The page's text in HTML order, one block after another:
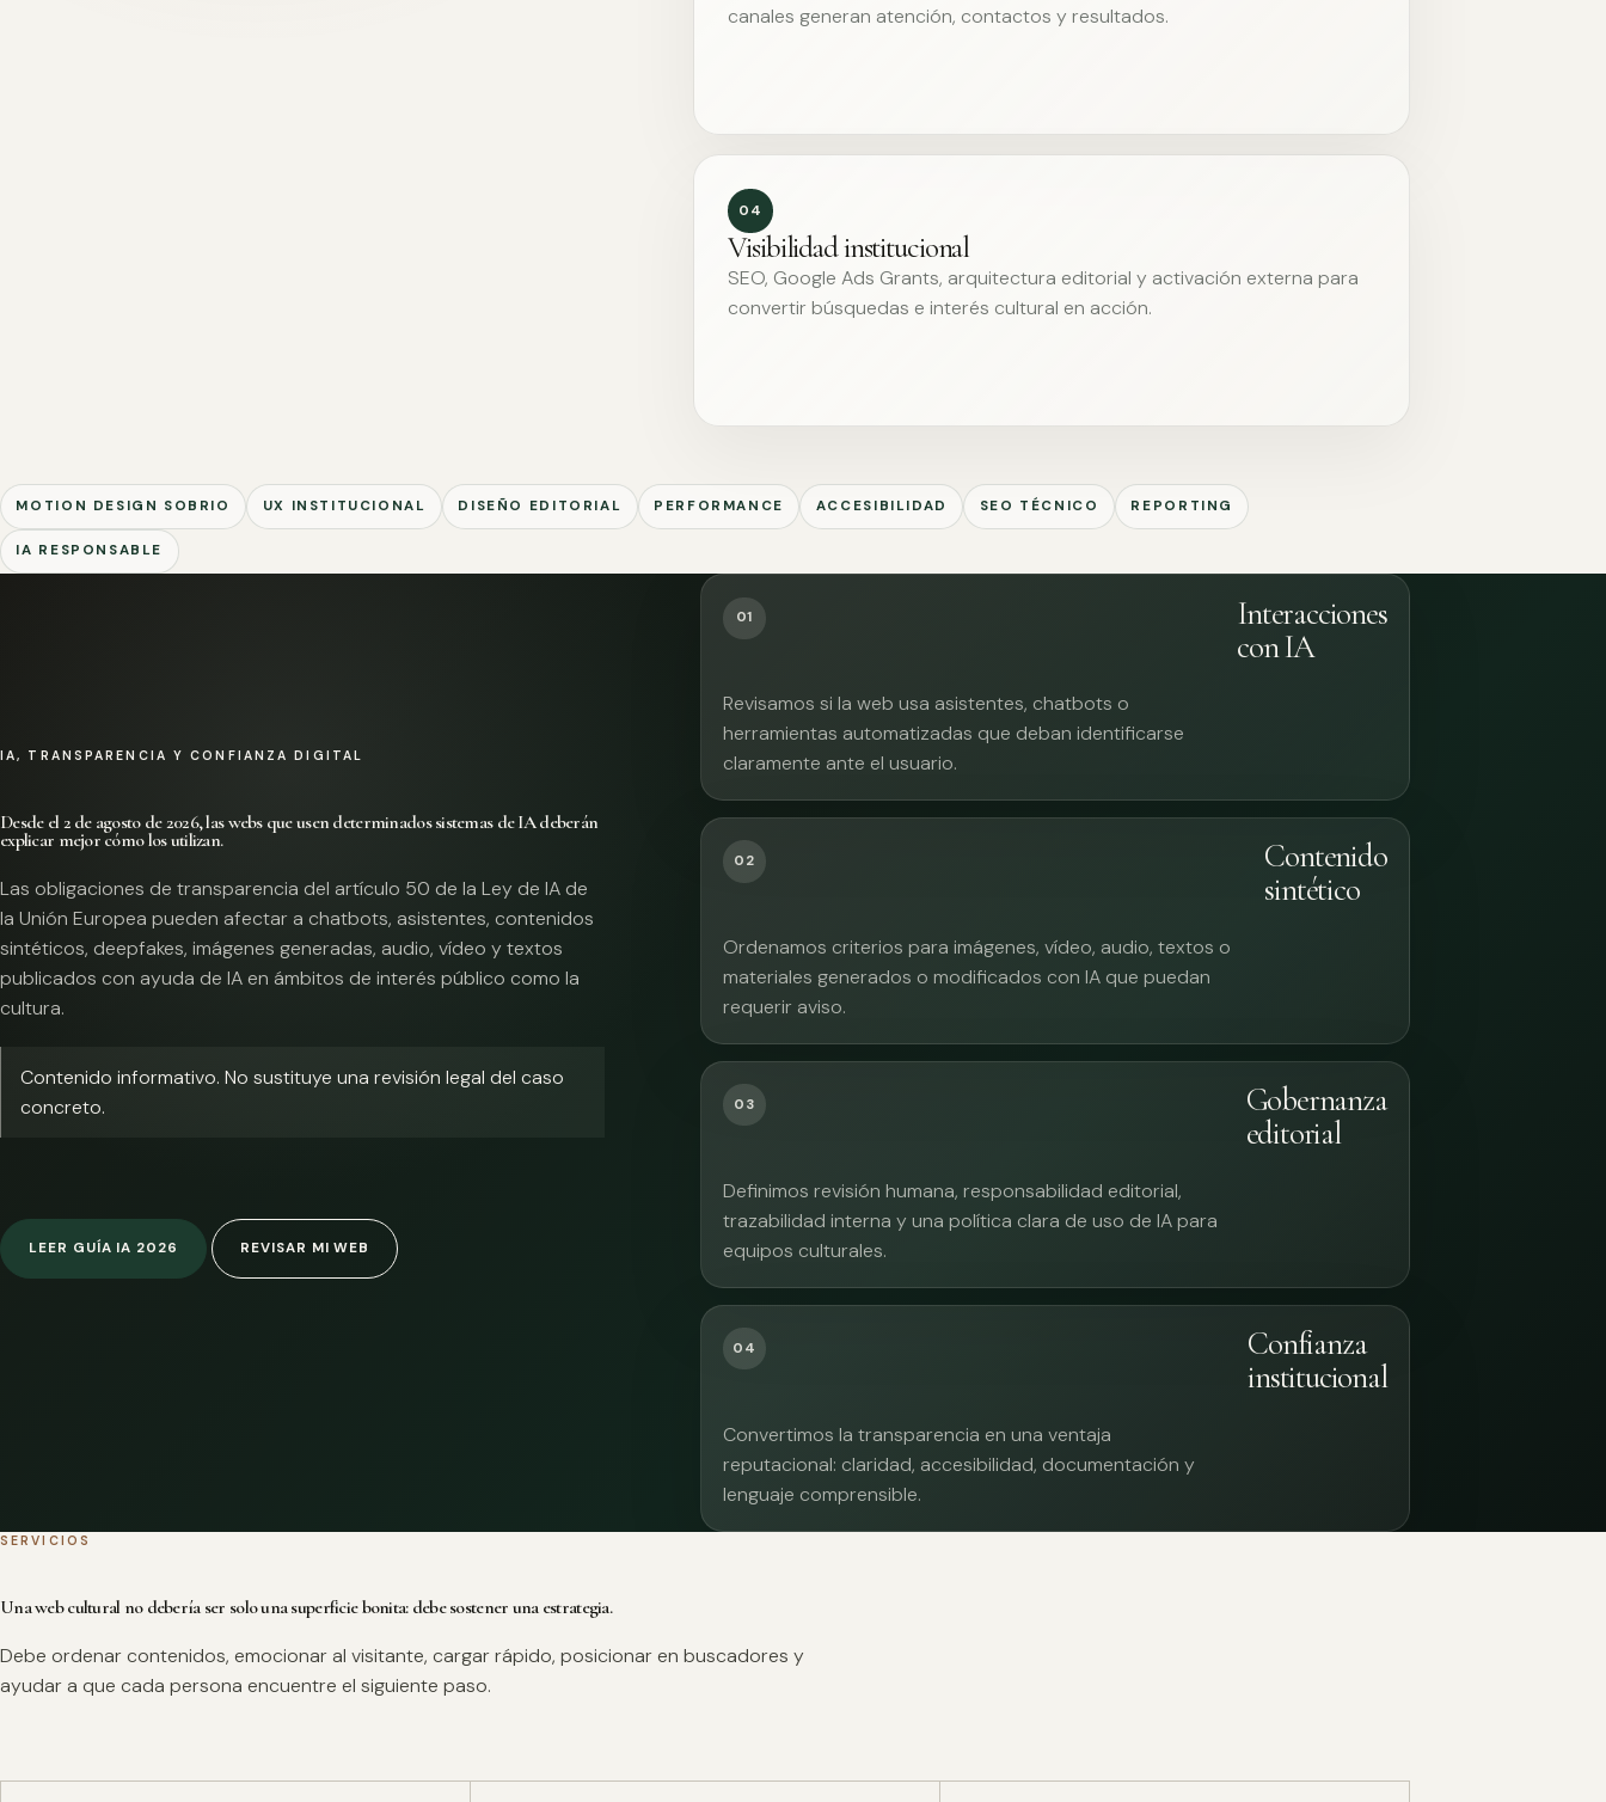
canales generan atención, contactos y resultados.
04
Visibilidad institucional
SEO, Google Ads Grants, arquitectura editorial y activación externa para
convertir búsquedas e interés cultural en acción.
MOTION DESIGN SOBRIO UX INSTITUCIONAL DISEÑO EDITORIAL PERFORMANCE ACCESIBILIDAD SEO TÉCNICO REPORTING
IA RESPONSABLE
IA, TRANSPARENCIA Y CONFIANZA DIGITAL
Desde el 2 de agosto de 2026, las webs que usen determinados sistemas de IA deberán
explicar mejor cómo los utilizan.
Las obligaciones de transparencia del artículo 50 de la Ley de IA de
la Unión Europea pueden afectar a chatbots, asistentes, contenidos
sintéticos, deepfakes, imágenes generadas, audio, vídeo y textos
publicados con ayuda de IA en ámbitos de interés público como la
cultura.
Contenido informativo. No sustituye una revisión legal del caso
concreto.
LEER GUÍA IA 2026 REVISAR MI WEB
01
Interacciones
con IA
Revisamos si la web usa asistentes, chatbots o
herramientas automatizadas que deban identificarse
claramente ante el usuario.
02
Contenido
sintético
Ordenamos criterios para imágenes, vídeo, audio, textos o
materiales generados o modificados con IA que puedan
requerir aviso.
03
Gobernanza
editorial
Definimos revisión humana, responsabilidad editorial,
trazabilidad interna y una política clara de uso de IA para
equipos culturales.
04
Confianza
institucional
Convertimos la transparencia en una ventaja
reputacional: claridad, accesibilidad, documentación y
lenguaje comprensible.
SERVICIOS
Una web cultural no debería ser solo una superficie bonita: debe sostener una estrategia.
Debe ordenar contenidos, emocionar al visitante, cargar rápido, posicionar en buscadores y
ayudar a que cada persona encuentre el siguiente paso.